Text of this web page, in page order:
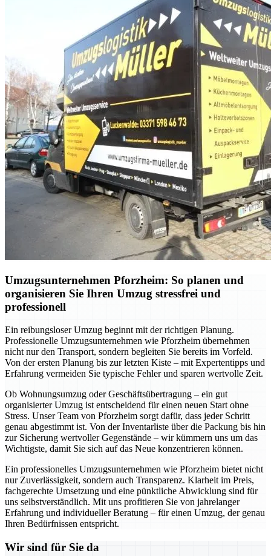
Umzugsunternehmen Pforzheim: So planen und
organisieren Sie Ihren Umzug stressfrei und
professionell
Ein reibungsloser Umzug beginnt mit der richtigen Planung.
Professionelle Umzugsunternehmen wie Pforzheim übernehmen
nicht nur den Transport, sondern begleiten Sie bereits im Vorfeld.
Von der ersten Planung bis zur letzten Kiste – mit Expertentipps und
Erfahrung vermeiden Sie typische Fehler und sparen wertvolle Zeit.
Ob Wohnungsumzug oder Geschäftsübertragung – ein gut
organisierter Umzug ist entscheidend für einen neuen Start ohne
Stress. Unser Team von Pforzheim sorgt dafür, dass jeder Schritt
genau abgestimmt ist. Von der Inventarliste über die Packung bis hin
zur Sicherung wertvoller Gegenstände – wir kümmern uns um das
Wichtigste, damit Sie sich auf das Neue konzentrieren können.
Ein professionelles Umzugsunternehmen wie Pforzheim bietet nicht
nur Zuverlässigkeit, sondern auch Transparenz. Klarheit im Preis,
fachgerechte Umsetzung und eine pünktliche Abwicklung sind für
uns selbstverständlich. Mit uns profitieren Sie von jahrelanger
Erfahrung und individueller Beratung – für einen Umzug, der genau
Ihren Bedürfnissen entspricht.
Wir sind für Sie da